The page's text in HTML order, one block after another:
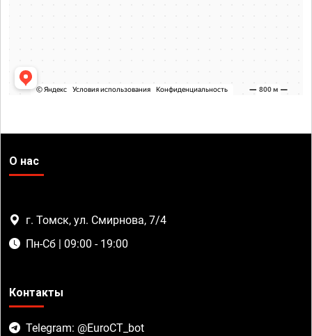
О нас
г. Томск, ул. Смирнова, 7/4
Пн-Сб | 09:00 - 19:00
Контакты
Telegram: @EuroCT_bot